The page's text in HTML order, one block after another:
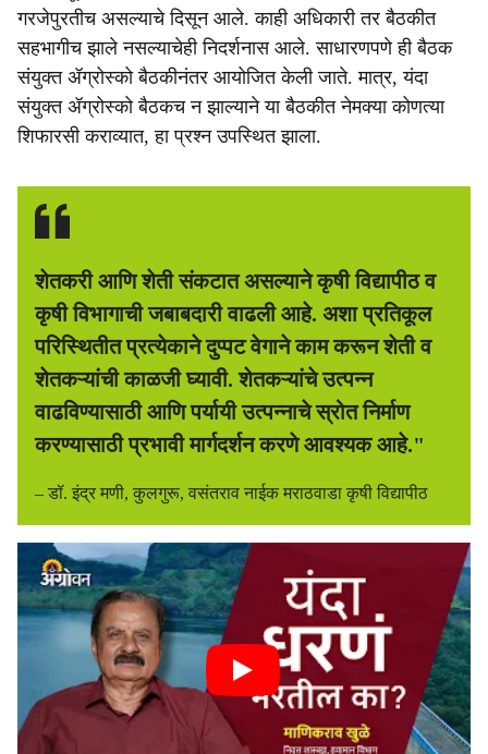
गरजेपुरतीच असल्याचे दिसून आले. काही अधिकारी तर बैठकीत
सहभागीच झाले नसल्याचेही निदर्शनास आले. साधारणपणे ही बैठक
संयुक्त ॲग्रोस्को बैठकीनंतर आयोजित केली जाते. मात्र, यंदा
संयुक्त ॲग्रोस्को बैठकच न झाल्याने या बैठकीत नेमक्या कोणत्या
शिफारसी कराव्यात, हा प्रश्न उपस्थित झाला.
शेतकरी आणि शेती संकटात असल्याने कृषी विद्यापीठ व
कृषी विभागाची जबाबदारी वाढली आहे. अशा प्रतिकूल
परिस्थितीत प्रत्येकाने दुप्पट वेगाने काम करून शेती व
शेतकऱ्यांची काळजी घ्यावी. शेतकऱ्यांचे उत्पन्न
वाढविण्यासाठी आणि पर्यायी उत्पन्नाचे स्रोत निर्माण
करण्यासाठी प्रभावी मार्गदर्शन करणे आवश्यक आहे."
– डॉ. इंद्र मणी, कुलगुरू, वसंतराव नाईक मराठवाडा कृषी विद्यापीठ